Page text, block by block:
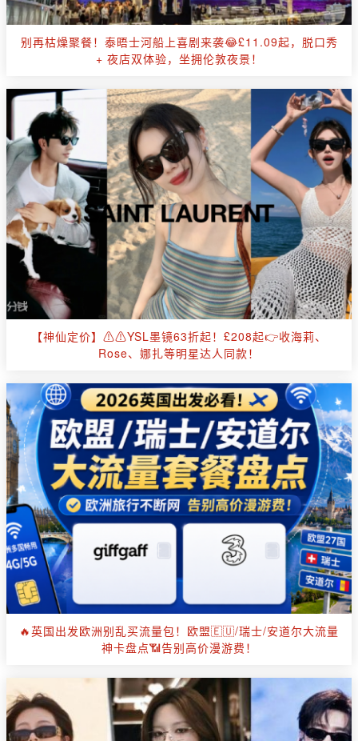
别再枯燥聚餐！泰晤士河船上喜剧来袭😂£11.09起，脱口秀
+ 夜店双体验，坐拥伦敦夜景！
【神仙定价】⚠️⚠️YSL墨镜63折起！£208起👉收海莉、
Rose、娜扎等明星达人同款！
🔥英国出发欧洲别乱买流量包！欧盟🇪🇺/瑞士/安道尔大流量
神卡盘点📶告别高价漫游费！